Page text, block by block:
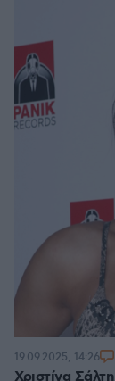
Χριστίνα
19.09.2025, 14:26